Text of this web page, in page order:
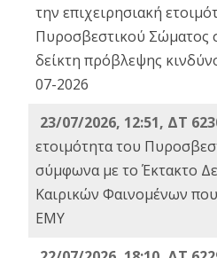
την επιχειρησιακή
Πυροσβεστικού Σώματος
δείκτη πρόβλεψης
07-2026
23/07/2026, 12:51, ΔΤ
ετοιμότητα του
σύμφωνα με το Έκτακτο
Καιρικών Φαινομένων
ΕΜΥ